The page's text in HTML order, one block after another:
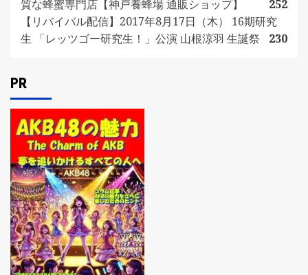
質な蜂蜜専門店【神戸養蜂場 通販ショップ】
252
【リバイバル配信】2017年8月17日（木） 16期研究
生 「レッツゴー研究生！」公演 山根涼羽 生誕祭
230
PR